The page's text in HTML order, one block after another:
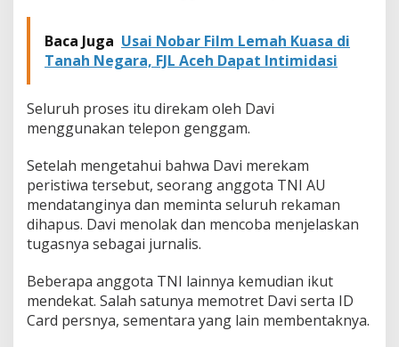
c
e
h
Baca Juga Usai Nobar Film Lemah Kuasa di
Tanah Negara, FJL Aceh Dapat Intimidasi
Seluruh proses itu direkam oleh Davi
menggunakan telepon genggam.
Setelah mengetahui bahwa Davi merekam
peristiwa tersebut, seorang anggota TNI AU
mendatanginya dan meminta seluruh rekaman
dihapus. Davi menolak dan mencoba menjelaskan
tugasnya sebagai jurnalis.
Beberapa anggota TNI lainnya kemudian ikut
mendekat. Salah satunya memotret Davi serta ID
Card persnya, sementara yang lain membentaknya.